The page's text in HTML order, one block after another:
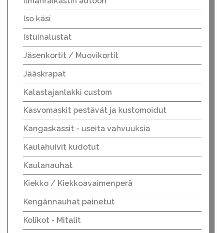
Iso käsi
Istuinalustat
Jäsenkortit / Muovikortit
Jääskrapat
Kalastajanlakki custom
Kasvomaskit pestävät ja kustomoidut
Kangaskassit - useita vahvuuksia
Kaulahuivit kudotut
Kaulanauhat
Kiekko / Kiekkoavaimenperä
Kengännauhat painetut
Kolikot - Mitalit